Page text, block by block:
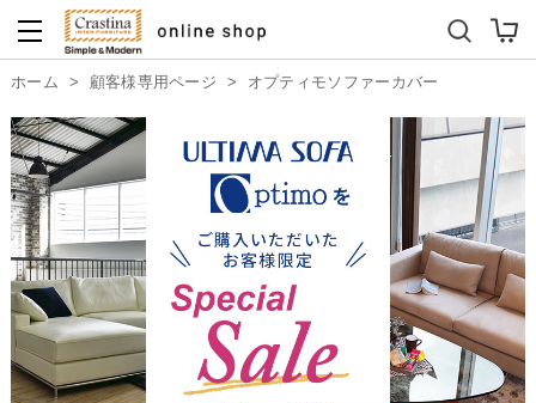
ダイニングテーブルセット
ホーム > 顧客様専用ページ > オプティモソファーカバー